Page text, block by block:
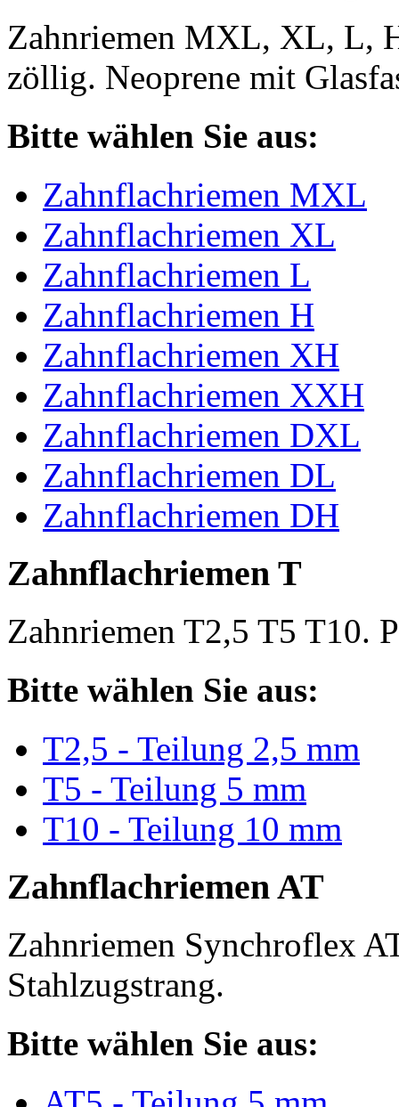
Zahnriemen MXL, XL, L,
zöllig. Neoprene mit
Bitte wählen Sie aus:
Zahnflachriemen MXL
Zahnflachriemen XL
Zahnflachriemen L
Zahnflachriemen H
Zahnflachriemen XH
Zahnflachriemen XXH
Zahnflachriemen DXL
Zahnflachriemen DL
Zahnflachriemen DH
Zahnflachriemen T
Zahnriemen T2,5 T5 T10.
Bitte wählen Sie aus:
T2,5 - Teilung 2,5 mm
T5 - Teilung 5 mm
T10 - Teilung 10 mm
Zahnflachriemen AT
Zahnriemen Synchroflex
Stahlzugstrang.
Bitte wählen Sie aus: